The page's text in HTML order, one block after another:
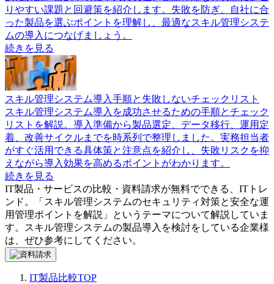
りやすい課題と回避策を紹介します。失敗を防ぎ、自社に合
った製品を選ぶポイントを理解し、最適なスキル管理システ
ムの導入につなげましょう。
続きを見る
スキル管理システム導入手順と失敗しないチェックリスト
スキル管理システム導入を成功させるための手順とチェック
リストを解説。導入準備から製品選定、データ移行、運用定
着、改善サイクルまでを時系列で整理しました。実務担当者
がすぐ活用できる具体策と注意点を紹介し、失敗リスクを抑
えながら導入効果を高めるポイントがわかります。
続きを見る
IT製品・サービスの比較・資料請求が無料でできる、ITトレ
ンド。「 スキル管理システムのセキュリティ対策と安全な運
用管理ポイントを解説 」というテーマについて解説していま
す。
スキル管理システムの製品導入を検討をしている企業様
は、ぜひ参考にしてください。
IT製品比較TOP